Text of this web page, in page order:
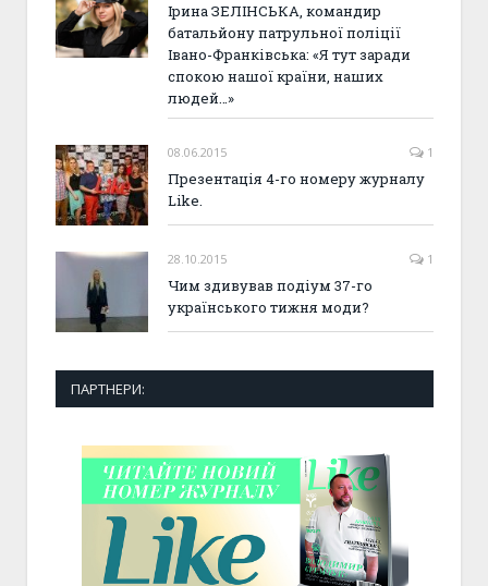
Ірина ЗЕЛІНСЬКА, командир
батальйону патрульної поліції
Івано-Франківська: «Я тут заради
спокою нашої країни, наших
людей…»
08.06.2015 1
Презентація 4-го номеру журналу
Like.
28.10.2015 1
Чим здивував подіум 37-го
українського тижня моди?
ПАРТНЕРИ: